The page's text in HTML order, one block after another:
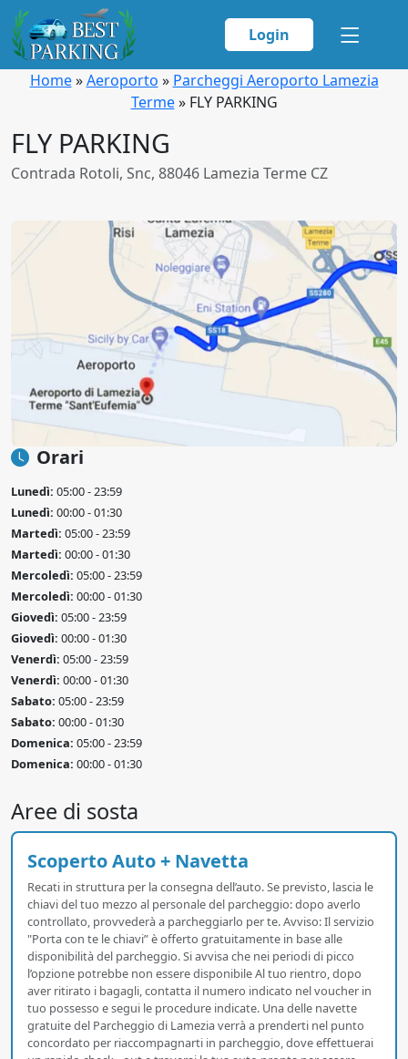
Login
Home»Aeroporto » Parcheggi Aeroporto Lamezia
Terme» FLY PARKING
FLY PARKING
Contrada Rotoli, Snc, 88046 Lamezia Terme CZ
Orari
Lunedì: 05:00 - 23:59
Lunedì: 00:00 - 01:30
Martedì: 05:00 - 23:59
Martedì: 00:00 - 01:30
Mercoledì: 05:00 - 23:59
Mercoledì: 00:00 - 01:30
Giovedì: 05:00 - 23:59
Giovedì: 00:00 - 01:30
Venerdì: 05:00 - 23:59
Venerdì: 00:00 - 01:30
Sabato: 05:00 - 23:59
Sabato: 00:00 - 01:30
Domenica: 05:00 - 23:59
Domenica: 00:00 - 01:30
Aree di sosta
Scoperto Auto + Navetta
Recati in struttura per la consegna dell’auto. Se previsto, lascia le
chiavi del tuo mezzo al personale del parcheggio: dopo averlo
controllato, provvederà a parcheggiarlo per te. Avviso: Il servizio
"Porta con te le chiavi” è offerto gratuitamente in base alle
disponibilità del parcheggio. Si avvisa che nei periodi di picco
l’opzione potrebbe non essere disponibile Al tuo rientro, dopo
aver ritirato i bagagli, contatta il numero indicato nel voucher in
tuo possesso e segui le procedure indicate. Una delle navette
gratuite del Parcheggio di Lamezia verrà a prenderti nel punto
concordato per riaccompagnarti in parcheggio, dove effettuerai